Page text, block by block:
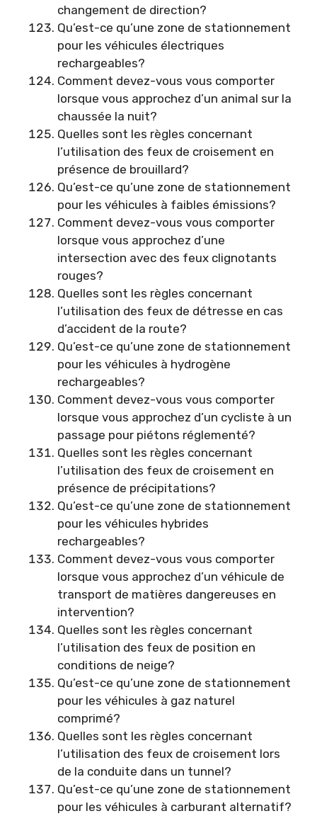
changement de direction?
Qu’est-ce qu’une zone de stationnement
pour les véhicules électriques
rechargeables?
Comment devez-vous vous comporter
lorsque vous approchez d’un animal sur la
chaussée la nuit?
Quelles sont les règles concernant
l’utilisation des feux de croisement en
présence de brouillard?
Qu’est-ce qu’une zone de stationnement
pour les véhicules à faibles émissions?
Comment devez-vous vous comporter
lorsque vous approchez d’une
intersection avec des feux clignotants
rouges?
Quelles sont les règles concernant
l’utilisation des feux de détresse en cas
d’accident de la route?
Qu’est-ce qu’une zone de stationnement
pour les véhicules à hydrogène
rechargeables?
Comment devez-vous vous comporter
lorsque vous approchez d’un cycliste à un
passage pour piétons réglementé?
Quelles sont les règles concernant
l’utilisation des feux de croisement en
présence de précipitations?
Qu’est-ce qu’une zone de stationnement
pour les véhicules hybrides
rechargeables?
Comment devez-vous vous comporter
lorsque vous approchez d’un véhicule de
transport de matières dangereuses en
intervention?
Quelles sont les règles concernant
l’utilisation des feux de position en
conditions de neige?
Qu’est-ce qu’une zone de stationnement
pour les véhicules à gaz naturel
comprimé?
Quelles sont les règles concernant
l’utilisation des feux de croisement lors
de la conduite dans un tunnel?
Qu’est-ce qu’une zone de stationnement
pour les véhicules à carburant alternatif?